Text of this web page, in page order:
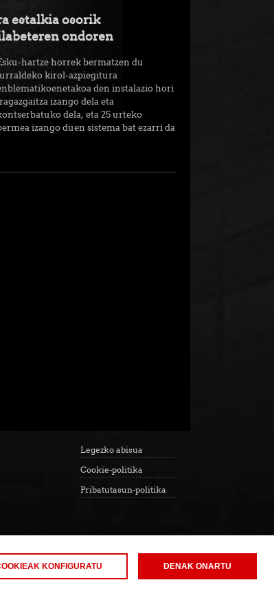
estalkia osorik
ondoren
hartze horrek bermatzen du
kirol-azpiegitura
den instalazio hori
izango dela eta
dela, eta 25 urteko
izango duen sistema bat ezarri da
Legezko abisua
Cookie-politika
Pribatutasun-politika
KONFIGURATU DENAK ONARTU